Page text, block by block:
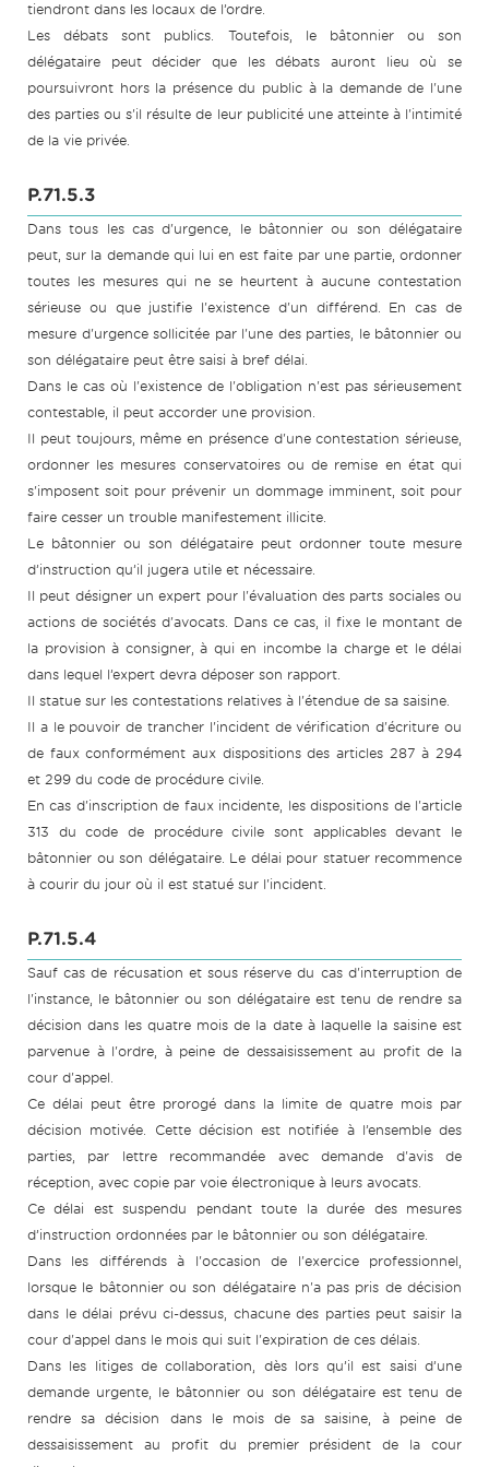
tiendront dans les locaux de l’ordre.
Les débats sont publics. Toutefois, le bâtonnier ou son
délégataire peut décider que les débats auront lieu où se
poursuivront hors la présence du public à la demande de l'une
des parties ou s'il résulte de leur publicité une atteinte à l'intimité
de la vie privée.
P.71.5.3
Dans tous les cas d'urgence, le bâtonnier ou son délégataire
peut, sur la demande qui lui en est faite par une partie, ordonner
toutes les mesures qui ne se heurtent à aucune contestation
sérieuse ou que justifie l'existence d'un différend. En cas de
mesure d'urgence sollicitée par l'une des parties, le bâtonnier ou
son délégataire peut être saisi à bref délai.
Dans le cas où l'existence de l'obligation n'est pas sérieusement
contestable, il peut accorder une provision.
Il peut toujours, même en présence d'une contestation sérieuse,
ordonner les mesures conservatoires ou de remise en état qui
s'imposent soit pour prévenir un dommage imminent, soit pour
faire cesser un trouble manifestement illicite.
Le bâtonnier ou son délégataire peut ordonner toute mesure
d’instruction qu’il jugera utile et nécessaire.
Il peut désigner un expert pour l'évaluation des parts sociales ou
actions de sociétés d'avocats. Dans ce cas, il fixe le montant de
la provision à consigner, à qui en incombe la charge et le délai
dans lequel l’expert devra déposer son rapport.
Il statue sur les contestations relatives à l'étendue de sa saisine.
Il a le pouvoir de trancher l'incident de vérification d'écriture ou
de faux conformément aux dispositions des articles 287 à 294
et 299 du code de procédure civile.
En cas d'inscription de faux incidente, les dispositions de l'article
313 du code de procédure civile sont applicables devant le
bâtonnier ou son délégataire. Le délai pour statuer recommence
à courir du jour où il est statué sur l'incident.
P.71.5.4
Sauf cas de récusation et sous réserve du cas d'interruption de
l'instance, le bâtonnier ou son délégataire est tenu de rendre sa
décision dans les quatre mois de la date à laquelle la saisine est
parvenue à l'ordre, à peine de dessaisissement au profit de la
cour d'appel.
Ce délai peut être prorogé dans la limite de quatre mois par
décision motivée. Cette décision est notifiée à l’ensemble des
parties, par lettre recommandée avec demande d'avis de
réception, avec copie par voie électronique à leurs avocats.
Ce délai est suspendu pendant toute la durée des mesures
d’instruction ordonnées par le bâtonnier ou son délégataire.
Dans les différends à l'occasion de l'exercice professionnel,
lorsque le bâtonnier ou son délégataire n'a pas pris de décision
dans le délai prévu ci-dessus, chacune des parties peut saisir la
cour d'appel dans le mois qui suit l'expiration de ces délais.
Dans les litiges de collaboration, dès lors qu’il est saisi d’une
demande urgente, le bâtonnier ou son délégataire est tenu de
rendre sa décision dans le mois de sa saisine, à peine de
dessaisissement au profit du premier président de la cour